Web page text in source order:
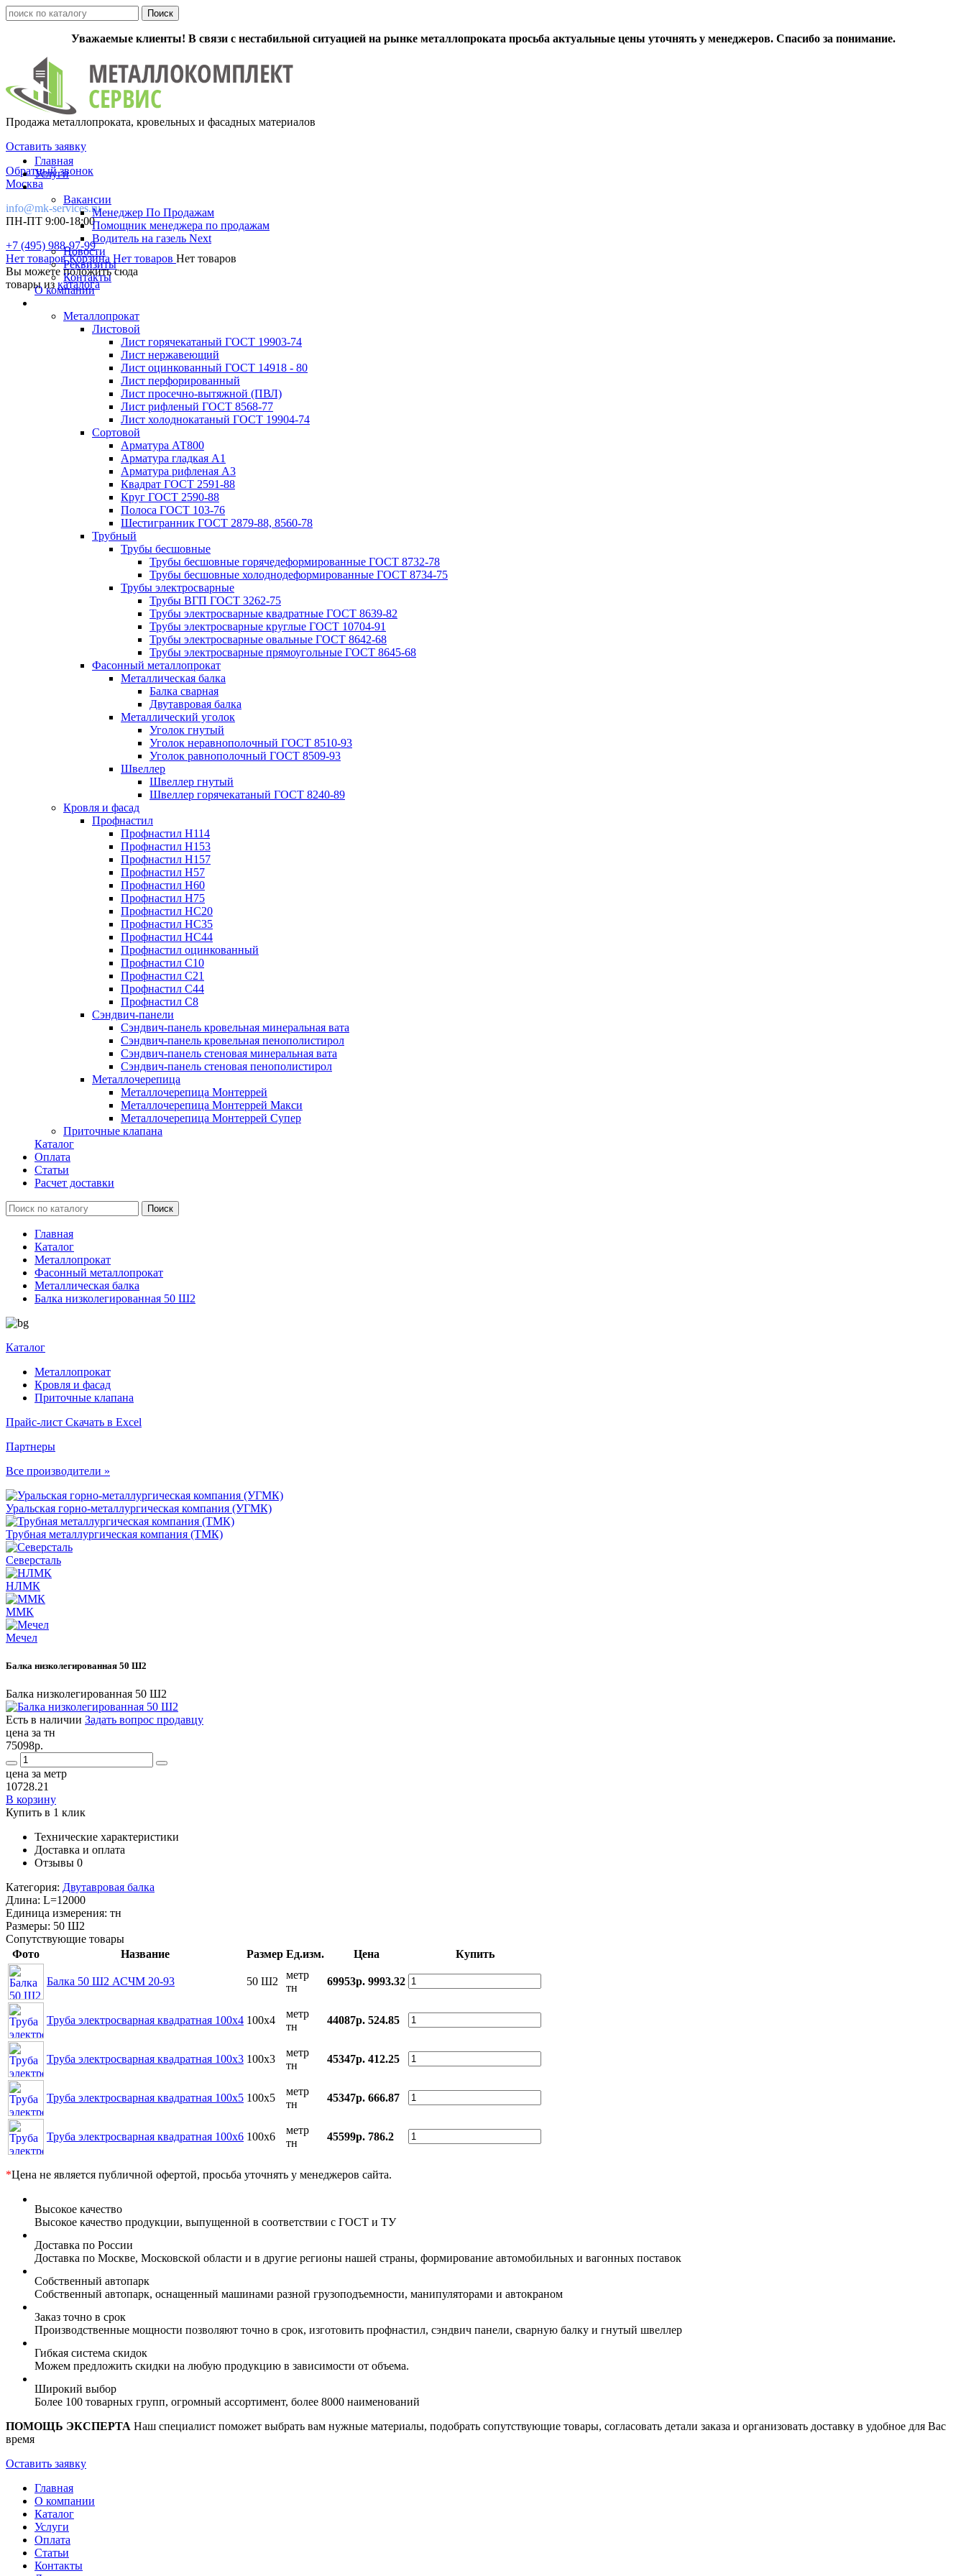
Уважаемые клиенты! В связи с нестабильной ситуацией на рынке металлопроката просьба актуальные цены уточнять у менеджеров. Спасибо за понимание.
Продажа металлопроката, кровельных и фасадных материалов
Оставить заявку
Обратный звонок
Москва
info@mk-services.ru
ПН-ПТ 9:00-18:00
+7 (495) 988-97-99
Нет товаровКорзина Нет товаров Нет товаров
Вы можете положить сюда
товары из каталога
Главная
Услуги
Вакансии
Менеджер По Продажам
Помощник менеджера по продажам
Водитель на газель Next
Новости
Реквизиты
Контакты
О компании
Металлопрокат
Листовой
Лист горячекатаный ГОСТ 19903-74
Лист нержавеющий
Лист оцинкованный ГОСТ 14918 - 80
Лист перфорированный
Лист просечно-вытяжной (ПВЛ)
Лист рифленый ГОСТ 8568-77
Лист холоднокатаный ГОСТ 19904-74
Сортовой
Арматура АТ800
Арматура гладкая А1
Арматура рифленая А3
Квадрат ГОСТ 2591-88
Круг ГОСТ 2590-88
Полоса ГОСТ 103-76
Шестигранник ГОСТ 2879-88, 8560-78
Трубный
Трубы бесшовные
Трубы бесшовные горячедеформированные ГОСТ 8732-78
Трубы бесшовные холоднодеформированные ГОСТ 8734-75
Трубы электросварные
Трубы ВГП ГОСТ 3262-75
Трубы электросварные квадратные ГОСТ 8639-82
Трубы электросварные круглые ГОСТ 10704-91
Трубы электросварные овальные ГОСТ 8642-68
Трубы электросварные прямоугольные ГОСТ 8645-68
Фасонный металлопрокат
Металлическая балка
Балка сварная
Двутавровая балка
Металлический уголок
Уголок гнутый
Уголок неравнополочный ГОСТ 8510-93
Уголок равнополочный ГОСТ 8509-93
Швеллер
Швеллер гнутый
Швеллер горячекатаный ГОСТ 8240-89
Кровля и фасад
Профнастил
Профнастил Н114
Профнастил Н153
Профнастил Н157
Профнастил Н57
Профнастил Н60
Профнастил Н75
Профнастил НС20
Профнастил НС35
Профнастил НС44
Профнастил оцинкованный
Профнастил С10
Профнастил С21
Профнастил С44
Профнастил С8
Сэндвич-панели
Сэндвич-панель кровельная минеральная вата
Сэндвич-панель кровельная пенополистирол
Сэндвич-панель стеновая минеральная вата
Сэндвич-панель стеновая пенополистирол
Металлочерепица
Металлочерепица Монтеррей
Металлочерепица Монтеррей Макси
Металлочерепица Монтеррей Супер
Приточные клапана
Каталог
Оплата
Статьи
Расчет доставки
Главная
Каталог
Металлопрокат
Фасонный металлопрокат
Металлическая балка
Балка низколегированная 50 Ш2
Каталог
Металлопрокат
Кровля и фасад
Приточные клапана
Прайс-лист Скачать в Excel
Партнеры
Все производители »
Уральская горно-металлургическая компания (УГМК)
Трубная металлургическая компания (ТМК)
Северсталь
НЛМК
ММК
Мечел
Балка низколегированная 50 Ш2
Балка низколегированная 50 Ш2
Есть в наличии Задать вопрос продавцу
цена за тн
75098р.
цена за метр
10728.21
В корзину
Купить в 1 клик
Технические характеристики
Доставка и оплата
Отзывы 0
Категория: Двутавровая балка
Длина: L=12000
Единица измерения: тн
Размеры: 50 Ш2
Сопутствующие товары
Фото
Название Размер Ед.изм. Цена Купить
Балка 50 Ш2 АСЧМ 20-93 50 Ш2
метр
тн
69953р. 9993.32
Труба электросварная квадратная 100x4 100x4
метр
тн
44087р. 524.85
Труба электросварная квадратная 100x3 100x3
метр
тн
45347р. 412.25
Труба электросварная квадратная 100x5 100x5
метр
тн
45347р. 666.87
Труба электросварная квадратная 100x6 100x6
метр
тн
45599р. 786.2
*Цена не является публичной офертой, просьба уточнять у менеджеров сайта.
Высокое качество
Высокое качество продукции, выпущенной в соответствии с ГОСТ и ТУ
Доставка по России
Доставка по Москве, Московской области и в другие регионы нашей страны, формирование автомобильных и вагонных поставок
Собственный автопарк
Собственный автопарк, оснащенный машинами разной грузоподъемности, манипуляторами и автокраном
Заказ точно в срок
Производственные мощности позволяют точно в срок, изготовить профнастил, сэндвич панели, сварную балку и гнутый швеллер
Гибкая система скидок
Можем предложить скидки на любую продукцию в зависимости от объема.
Широкий выбор
Более 100 товарных групп, огромный ассортимент, более 8000 наименований
ПОМОЩЬ ЭКСПЕРТА Наш специалист поможет выбрать вам нужные материалы, подобрать сопутствующие товары, согласовать детали заказа и организовать доставку в удобное для Вас
время
Оставить заявку
Главная
О компании
Каталог
Услуги
Оплата
Статьи
Контакты